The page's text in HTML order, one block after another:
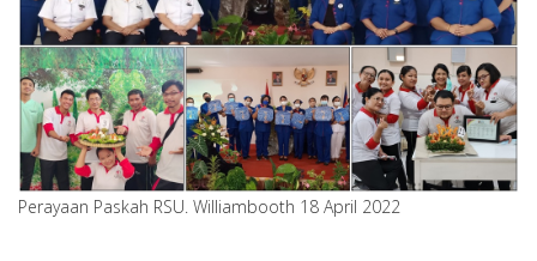
Perayaan Paskah RSU. Williambooth 18 April 2022